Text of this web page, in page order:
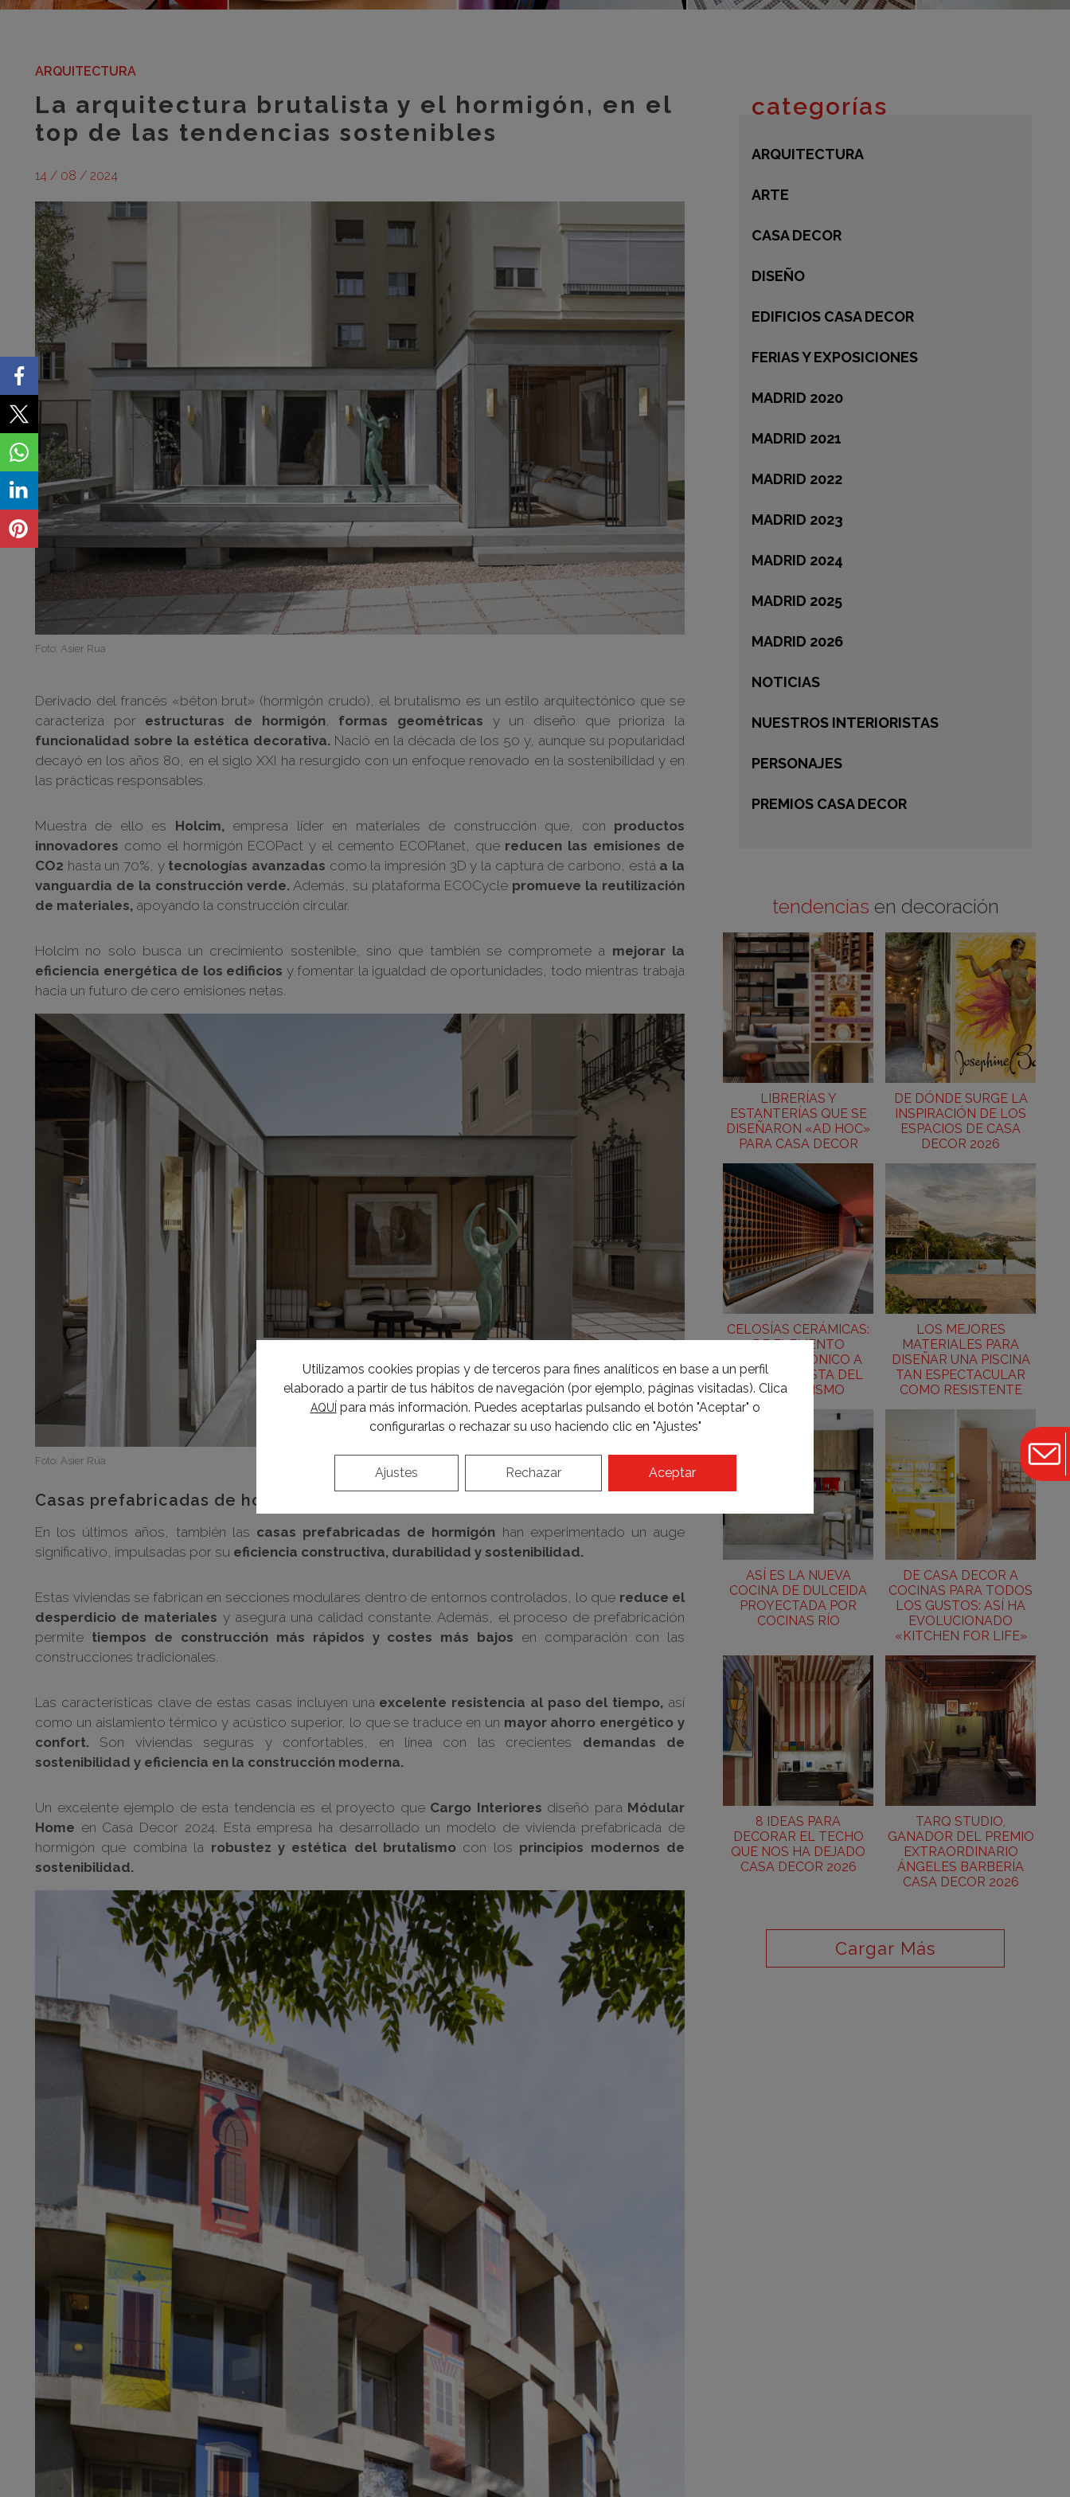
madrid 2012
otras ediciones
ARQUITECTURA
La arquitectura brutalista y el hormigón, en el
top de las tendencias sostenibles
14 / 08 / 2024
Foto: Asier Rua
Derivado del francés «béton brut» (hormigón crudo), el brutalismo es un estilo arquitectónico que se
caracteriza por estructuras de hormigón, formas geométricas y un diseño que prioriza la
funcionalidad sobre la estética decorativa. Nació en la década de los 50 y, aunque su popularidad
decayó en los años 80, en el siglo XXI ha resurgido con un enfoque renovado en la sostenibilidad y en
las prácticas responsables.
Muestra de ello es Holcim,empresa líder en materiales de construcción que, con productos
innovadores como el hormigón ECOPact y el cemento ECOPlanet, que reducen las emisiones de
CO2 hasta un 70%, y tecnologías avanzadas como la impresión 3D y la captura de carbono, está a la
vanguardia de la construcción verde. Además, su plataforma ECOCycle promueve la reutilización
de materiales, apoyando la construcción circular.
Holcim no solo busca un crecimiento sostenible, sino que también se compromete a mejorar la
eficiencia energética de los edificios y fomentar la igualdad de oportunidades, todo mientras trabaja
hacia un futuro de cero emisiones netas.
Foto: Asier Rúa
Casas prefabricadas de hormigón
En los últimos años, también las casas prefabricadas de hormigón han experimentado un auge
significativo, impulsadas por su eficiencia constructiva, durabilidad y sostenibilidad.
Estas viviendas se fabrican en secciones modulares dentro de entornos controlados, lo que reduce el
desperdicio de materiales y asegura una calidad constante. Además, el proceso de prefabricación
permite tiempos de construcción más rápidos y costes más bajos en comparación con las
construcciones tradicionales.
Las características clave de estas casas incluyen una excelente resistencia al paso del tiempo, así
como un aislamiento térmico y acústico superior, lo que se traduce en un mayor ahorro energético y
confort. Son viviendas seguras y confortables, en línea con las crecientes demandas de
sostenibilidad y eficiencia en la construcción moderna.
Un excelente ejemplo de esta tendencia es el proyecto que Cargo Interiores diseñó para Módular
Home en Casa Decor 2024. Esta empresa ha desarrollado un modelo de vivienda prefabricada de
hormigón que combina la robustez y estética del brutalismo con los principios modernos de
sostenibilidad.
categorías
ARQUITECTURA
ARTE
CASA DECOR
DISEÑO
EDIFICIOS CASA DECOR
FERIAS Y EXPOSICIONES
MADRID 2020
MADRID 2021
MADRID 2022
MADRID 2023
MADRID 2024
MADRID 2025
MADRID 2026
NOTICIAS
NUESTROS INTERIORISTAS
PERSONAJES
PREMIOS CASA DECOR
tendencias en decoración
LIBRERÍAS Y
ESTANTERÍAS QUE SE
DISEÑARON «AD HOC»
PARA CASA DECOR
DE DÓNDE SURGE LA
INSPIRACIÓN DE LOS
ESPACIOS DE CASA
DECOR 2026
CELOSÍAS CERÁMICAS:
DE ELEMENTO
ARQUITECTÓNICO A
PROTAGONISTA DEL
INTERIORISMO
LOS MEJORES
MATERIALES PARA
DISEÑAR UNA PISCINA
TAN ESPECTACULAR
COMO RESISTENTE
ASÍ ES LA NUEVA
COCINA DE DULCEIDA
PROYECTADA POR
COCINAS RÍO
DE CASA DECOR A
COCINAS PARA TODOS
LOS GUSTOS: ASÍ HA
EVOLUCIONADO
«KITCHEN FOR LIFE»
8 IDEAS PARA
DECORAR EL TECHO
QUE NOS HA DEJADO
CASA DECOR 2026
TARQ STUDIO,
GANADOR DEL PREMIO
EXTRAORDINARIO
ÁNGELES BARBERÍA
CASA DECOR 2026
Cargar Más
Utilizamos cookies propias y de terceros para fines analíticos en base a un perfil
elaborado a partir de tus hábitos de navegación (por ejemplo, páginas visitadas). Clica
AQUÍ para más información. Puedes aceptarlas pulsando el botón "Aceptar" o
configurarlas o rechazar su uso haciendo clic en "Ajustes"
Aceptar
Rechazar
Ajustes